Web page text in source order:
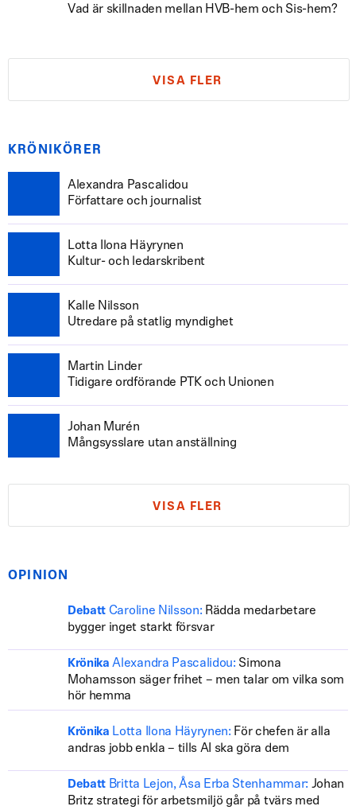
Vad är skillnaden mellan HVB-hem och Sis-hem?
VISA FLER
KRÖNIKÖRER
Alexandra Pascalidou
Författare och journalist
Lotta Ilona Häyrynen
Kultur- och ledarskribent
Kalle Nilsson
Utredare på statlig myndighet
Martin Linder
Tidigare ordförande PTK och Unionen
Johan Murén
Mångsysslare utan anställning
VISA FLER
OPINION
Debatt Caroline Nilsson: Rädda medarbetare
bygger inget starkt försvar
Krönika Alexandra Pascalidou: Simona
Mohamsson säger frihet – men talar om vilka som
hör hemma
Krönika Lotta Ilona Häyrynen: För chefen är alla
andras jobb enkla – tills AI ska göra dem
Debatt Britta Lejon, Åsa Erba Stenhammar: Johan
Britz strategi för arbetsmiljö går på tvärs med